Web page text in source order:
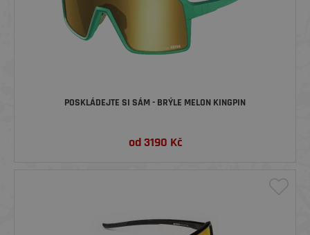
POSKLÁDEJTE SI SÁM - BRÝLE MELON KINGPIN
od3190 Kč